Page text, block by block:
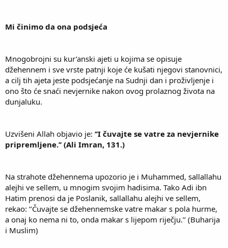
Mi činimo da ona podsjeća
Mnogobrojni su kur’anski ajeti u kojima se opisuje
džehennem i sve vrste patnji koje će kušati njegovi stanovnici,
a cilj tih ajeta jeste podsjećanje na Sudnji dan i proživljenje i
ono što će snaći nevjernike nakon ovog prolaznog života na
dunjaluku.
Uzvišeni Allah objavio je: ‘’I čuvajte se vatre za nevjernike
pripremljene.’’ (Ali Imran, 131.)
Na strahote džehennema upozorio je i Muhammed, sallallahu
alejhi ve sellem, u mnogim svojim hadisima. Tako Adi ibn
Hatim prenosi da je Poslanik, sallallahu alejhi ve sellem,
rekao: ‘’Čuvajte se džehennemske vatre makar s pola hurme,
a onaj ko nema ni to, onda makar s lijepom riječju.’’ (Buharija
i Muslim)